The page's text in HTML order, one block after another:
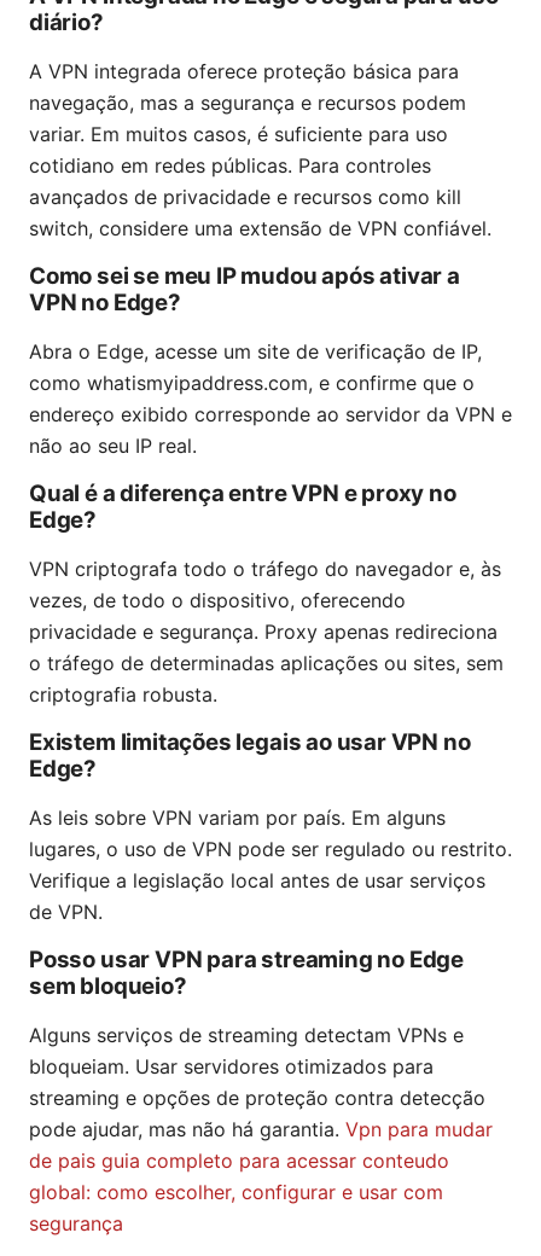
diário?
A VPN integrada oferece proteção básica para
navegação, mas a segurança e recursos podem
variar. Em muitos casos, é suficiente para uso
cotidiano em redes públicas. Para controles
avançados de privacidade e recursos como kill
switch, considere uma extensão de VPN confiável.
Como sei se meu IP mudou após ativar a
VPN no Edge?
Abra o Edge, acesse um site de verificação de IP,
como whatismyipaddress.com, e confirme que o
endereço exibido corresponde ao servidor da VPN e
não ao seu IP real.
Qual é a diferença entre VPN e proxy no
Edge?
VPN criptografa todo o tráfego do navegador e, às
vezes, de todo o dispositivo, oferecendo
privacidade e segurança. Proxy apenas redireciona
o tráfego de determinadas aplicações ou sites, sem
criptografia robusta.
Existem limitações legais ao usar VPN no
Edge?
As leis sobre VPN variam por país. Em alguns
lugares, o uso de VPN pode ser regulado ou restrito.
Verifique a legislação local antes de usar serviços
de VPN.
Posso usar VPN para streaming no Edge
sem bloqueio?
Alguns serviços de streaming detectam VPNs e
bloqueiam. Usar servidores otimizados para
streaming e opções de proteção contra detecção
pode ajudar, mas não há garantia. Vpn para mudar
de pais guia completo para acessar conteudo
global: como escolher, configurar e usar com
segurança